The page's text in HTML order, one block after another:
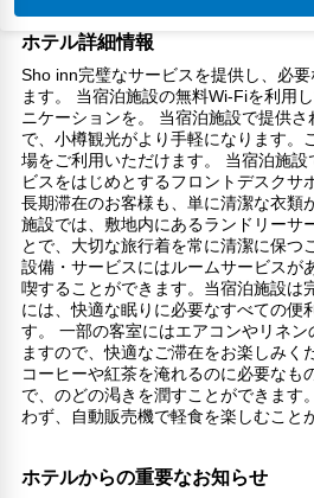
ホテル詳細情報
Sho inn完璧なサービスを提供し、必
ます。 当宿泊施設の無料Wi-Fiを利用
ニケーションを。 当宿泊施設で提供
で、小樽観光がより手軽になります。
場をご利用いただけます。 当宿泊施
ビスをはじめとするフロントデスクサ
長期滞在のお客様も、単に清潔な衣類
施設では、敷地内にあるランドリーサ
とで、大切な旅行着を常に清潔に保つ
設備・サービスにはルームサービスが
喫することができます。当宿泊施設は
には、快適な眠りに必要なすべての便
す。 一部の客室にはエアコンやリネン
ますので、快適なご滞在をお楽しみく
コーヒーや紅茶を淹れるのに必要なも
で、のどの渇きを潤すことができます
わず、自動販売機で軽食を楽しむこと
ホテルからの重要なお知らせ